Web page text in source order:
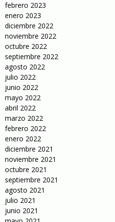
febrero 2023
enero 2023
diciembre 2022
noviembre 2022
octubre 2022
septiembre 2022
agosto 2022
julio 2022
junio 2022
mayo 2022
abril 2022
marzo 2022
febrero 2022
enero 2022
diciembre 2021
noviembre 2021
octubre 2021
septiembre 2021
agosto 2021
julio 2021
junio 2021